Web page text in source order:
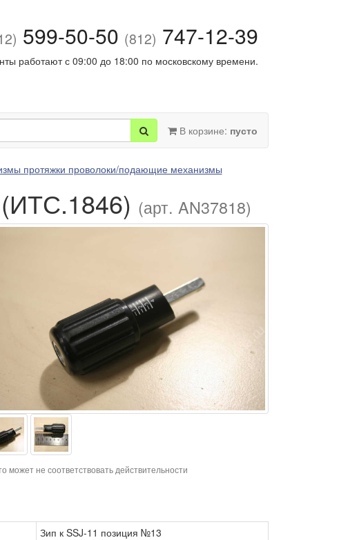
599-50-50 (812) 747-12-39
работают с 09:00 до 18:00 по московскому времени.
В корзине: пусто
протяжки проволоки/подающие механизмы
(арт. AN37818)
может не соответствовать действительности
Зип к SSJ-11 позиция №13